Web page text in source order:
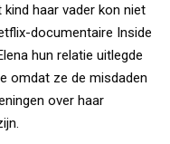
haar vader kon niet
documentaire Inside
hun relatie uitlegde
omdat ze de misdaden
over haar